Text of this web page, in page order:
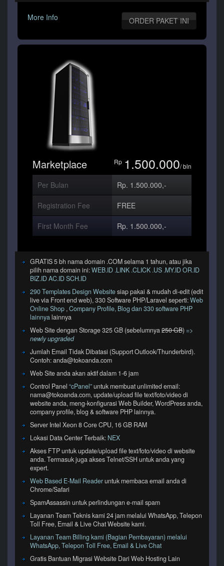
More Info ORDER PAKET INI
Marketplace Rp 1.500.000/ bln
Per Bulan Rp. 1.500.000,-
Registration Fee FREE
First Month Fee Rp. 1.500.000,-
GRATIS 5 bh nama domain .COM selama 1 tahun, atau jika
pilih nama domain ini:WEB.ID .LINK .CLICK .US .MY.ID OR.ID
BIZ.ID AC.ID SCH.ID
290 Templates Design Websitesiap pakai & mudah di-edit (edit
live via Front end web), 330 Software PHP/Laravel seperti:Web
Online Shop , Company Profile, Blog dan 330 software PHP
lainnya lainnya
Web Site dengan Storage 325 GB (sebelumnya 250 GB)=>
newly upgraded
Jumlah Email Tidak Dibatasi (Support Outlook/Thunderbird).
Contoh: anda@tokoanda.com
Web Site anda akan aktif dalam 1-6 jam
Control Panel “cPanel”untuk membuat unlimited email:
nama@tokoanda.com, update/upload file text/foto/video di
website anda, meng-konfigurasi Web Builder, WordPress anda,
company profile, blog & software PHP lainnya.
Server Intel Xeon 8 Core CPU, 16 GB RAM
Lokasi Data Center Terbaik: NEX
Akses FTP untuk update/upload file text/foto/video di website
anda. Termasuk juga akses Telnet/SSH untuk anda yang
expert.
Web Based E-Mail Readeruntuk membaca email anda di
Chrome/Safari
SpamAssassin untuk perlindungan e-mail spam
Layanan Team Teknis kami 24 jam melalui WhatsApp, Telepon
Toll Free, Email & Live Chat Website kami.
Layanan Team Billing kami (Bagian Pembayaran) melalui
WhatsApp, Telepon Toll Free, Email & Live Chat
Gratis Bantuan Migrasi Website Dari Web Hosting Lain